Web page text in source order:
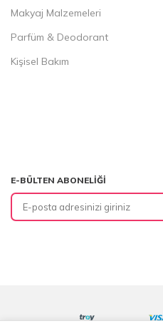
Makyaj Malzemeleri
Parfüm & Deodorant
Kişisel Bakım
E-BÜLTEN ABONELIĞI